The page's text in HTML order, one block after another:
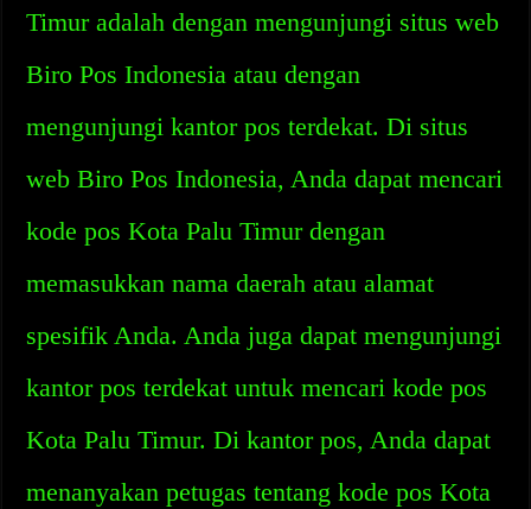
Timur adalah dengan mengunjungi situs web
Biro Pos Indonesia atau dengan
mengunjungi kantor pos terdekat. Di situs
web Biro Pos Indonesia, Anda dapat mencari
kode pos Kota Palu Timur dengan
memasukkan nama daerah atau alamat
spesifik Anda. Anda juga dapat mengunjungi
kantor pos terdekat untuk mencari kode pos
Kota Palu Timur. Di kantor pos, Anda dapat
menanyakan petugas tentang kode pos Kota